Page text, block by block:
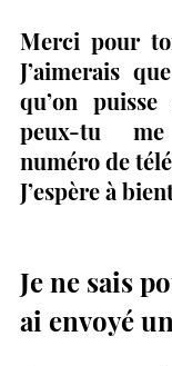
Merci pour
J’aimerais
qu’on
peux-tu
numéro de
J’espère à
Je ne sais
ai envoyé